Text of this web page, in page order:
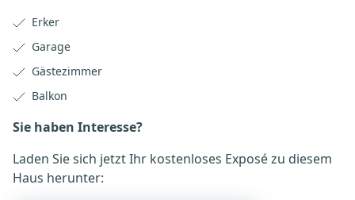
Erker
Garage
Gästezimmer
Balkon
Sie haben Interesse?
Laden Sie sich jetzt Ihr kostenloses Exposé zu diesem
Haus herunter: